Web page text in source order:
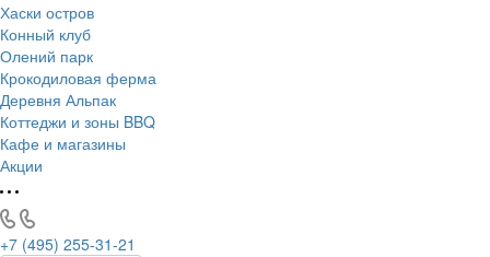
Хаски остров
Конный клуб
Олений парк
Крокодиловая ферма
Деревня Альпак
Коттеджи и зоны BBQ
Кафе и магазины
Акции
+7 (495) 255-31-21